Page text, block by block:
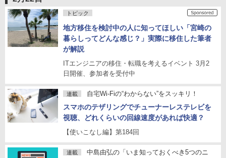
トピック
地方移住を検討中の人に知ってほしい「宮崎の
暮らしってどんな感じ？」実際に移住した筆者
が解説
ITエンジニアの移住・転職を考えるイベント 3月2
日開催、参加者を受付中
連載 自宅Wi-Fiの“わからない”をスッキリ！
スマホのテザリングでチューナーレステレビを
視聴、どれくらいの回線速度があれば快適？
【使いこなし編】第184回
連載
中島由弘の「いま知っておくべき5つのニ